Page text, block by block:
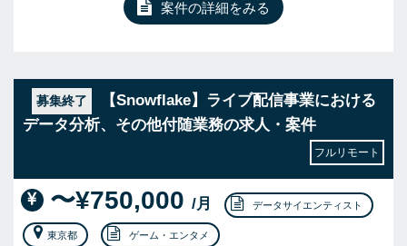
案件の詳細をみる
募集終了
【Snowflake】ライブ配信事業における
データ分析、その他付随業務の求人・案件
フルリモート
〜¥750,000 /月 データサイエンティスト
東京都 ゲーム・エンタメ